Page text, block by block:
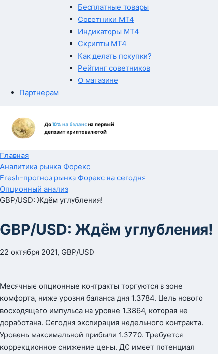
Бесплатные товары
Советники MT4
Индикаторы MT4
Скрипты MT4
Как делать покупки?
Рейтинг советников
О магазине
Партнерам
Главная
Аналитика рынка Форекс
Fresh-прогноз рынка Форекс на сегодня
Опционный анализ
GBP/USD: Ждём углубления!
GBP/USD: Ждём углубления!
22 октября 2021, GBP/USD
Месячные опционные контракты торгуются в зоне
комфорта, ниже уровня баланса дня 1.3784. Цель нового
восходящего импульса на уровне 1.3864, которая не
доработана. Сегодня экспирация недельного контракта.
Уровень максимальной прибыли 1.3770. Требуется
коррекционное снижение цены. ДС имеет потенциал